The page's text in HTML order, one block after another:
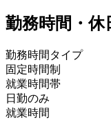
勤務時間・休
勤務時間タイプ
固定時間制
就業時間帯
日勤のみ
就業時間